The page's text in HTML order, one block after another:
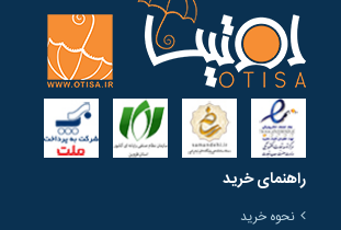
راهنمای خرید
نحوه خرید